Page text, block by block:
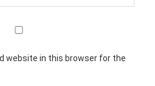
website in this browser for the